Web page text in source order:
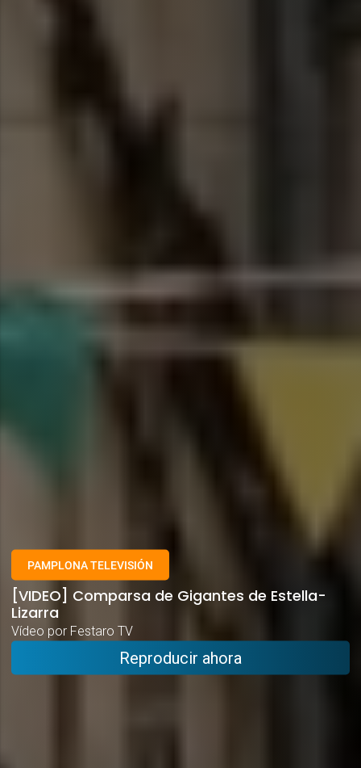
PAMPLONA TELEVISIÓN
[VIDEO] Comparsa de Gigantes de Estella-
Lizarra
Vídeo por Festaro TV
Reproducir ahora